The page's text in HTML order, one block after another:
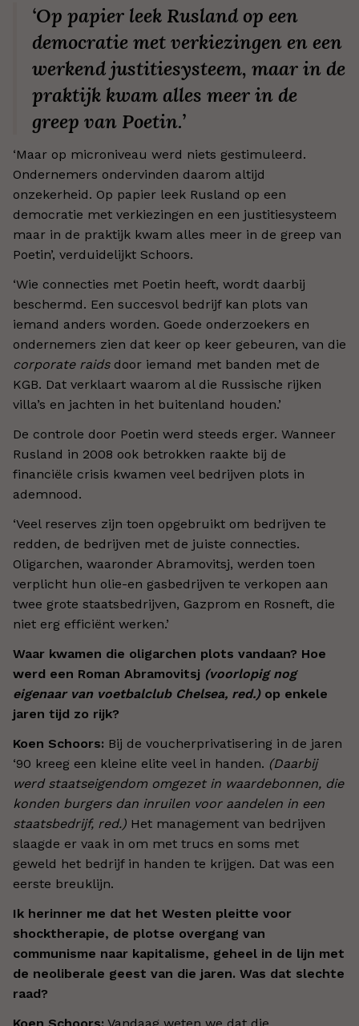
‘Op papier leek Rusland op een
democratie met verkiezingen en een
werkend justitiesysteem, maar in de
praktijk kwam alles meer in de
greep van Poetin.’
‘Maar op microniveau werd niets gestimuleerd.
Ondernemers ondervinden daarom altijd
onzekerheid. Op papier leek Rusland op een
democratie met verkiezingen en een justitiesysteem
maar in de praktijk kwam alles meer in de greep van
Poetin’, verduidelijkt Schoors.
‘Wie connecties met Poetin heeft, wordt daarbij
beschermd. Een succesvol bedrijf kan plots van
iemand anders worden. Goede onderzoekers en
ondernemers zien dat keer op keer gebeuren, van die
corporate raidsdoor iemand met banden met de
KGB. Dat verklaart waarom al die Russische rijken
villa’s en jachten in het buitenland houden.’
De controle door Poetin werd steeds erger. Wanneer
Rusland in 2008 ook betrokken raakte bij de
financiële crisis kwamen veel bedrijven plots in
ademnood.
‘Veel reserves zijn toen opgebruikt om bedrijven te
redden, de bedrijven met de juiste connecties.
Oligarchen, waaronder Abramovitsj, werden toen
verplicht hun olie-en gasbedrijven te verkopen aan
twee grote staatsbedrijven, Gazprom en Rosneft, die
niet erg efficiënt werken.’
Waar kwamen die oligarchen plots vandaan? Hoe
werd een Roman Abramovitsj (voorlopig nog
eigenaar van voetbalclub Chelsea, red.) op enkele
jaren tijd zo rijk?
Koen Schoors: Bij de voucherprivatisering in de jaren
‘90 kreeg een kleine elite veel in handen. (Daarbij
werd staatseigendom omgezet in waardebonnen, die
konden burgers dan inruilen voor aandelen in een
staatsbedrijf, red.) Het management van bedrijven
slaagde er vaak in om met trucs en soms met
geweld het bedrijf in handen te krijgen. Dat was een
eerste breuklijn.
Ik herinner me dat het Westen pleitte voor
shocktherapie, de plotse overgang van
communisme naar kapitalisme, geheel in de lijn met
de neoliberale geest van die jaren. Was dat slechte
raad?